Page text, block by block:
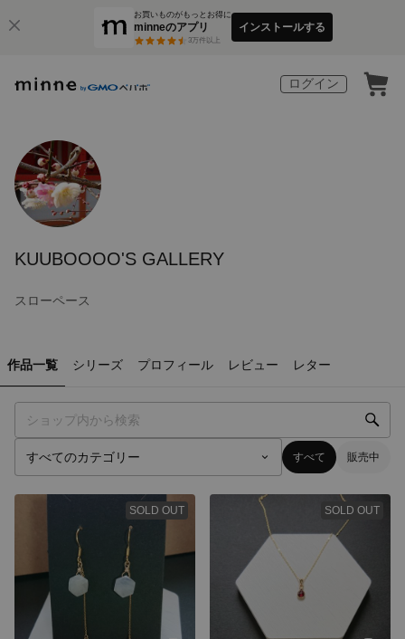
お買いものがもっとお得に
minneのアプリ
3万件以上
インストールする
ログイン
KUUBOOOO'S GALLERY
スローペース
作品一覧 シリーズ プロフィール レビュー レター
すべて 販売中
SOLD OUT SOLD OUT